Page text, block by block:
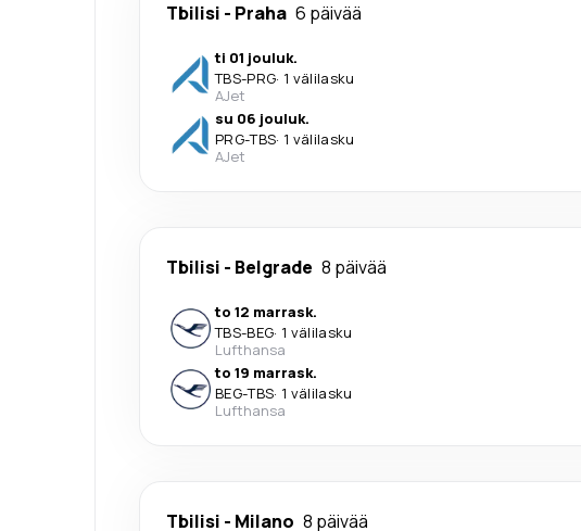
Tbilisi - Praha 6 päivää
ti 01 jouluk.
TBS-PRG· 1 välilasku
AJet
su 06 jouluk.
PRG-TBS· 1 välilasku
AJet
Tbilisi - Belgrade 8 päivää
to 12 marrask.
TBS-BEG· 1 välilasku
Lufthansa
to 19 marrask.
BEG-TBS· 1 välilasku
Lufthansa
Tbilisi - Milano 8 päivää